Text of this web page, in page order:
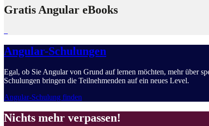
Gratis Angular eBooks
Angular-Schulungen
Egal, ob Sie Angular von Grund auf lernen möchten, mehr über
Schulungen bringen die Teilnehmenden auf ein neues Level.
Angular-Schulung finden
Nichts mehr verpassen!